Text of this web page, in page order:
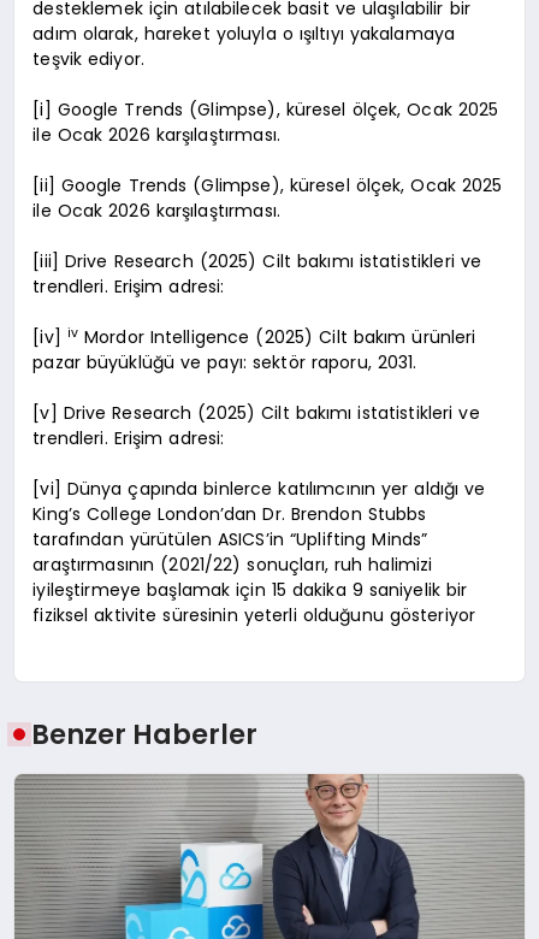
desteklemek için atılabilecek basit ve ulaşılabilir bir
adım olarak, hareket yoluyla o ışıltıyı yakalamaya
teşvik ediyor.
[i] Google Trends (Glimpse), küresel ölçek, Ocak 2025
ile Ocak 2026 karşılaştırması.
[ii] Google Trends (Glimpse), küresel ölçek, Ocak 2025
ile Ocak 2026 karşılaştırması.
[iii] Drive Research (2025) Cilt bakımı istatistikleri ve
trendleri. Erişim adresi:
[iv] iv Mordor Intelligence (2025) Cilt bakım ürünleri
pazar büyüklüğü ve payı: sektör raporu, 2031.
[v] Drive Research (2025) Cilt bakımı istatistikleri ve
trendleri. Erişim adresi:
[vi] Dünya çapında binlerce katılımcının yer aldığı ve
King’s College London’dan Dr. Brendon Stubbs
tarafından yürütülen ASICS’in “Uplifting Minds”
araştırmasının (2021/22) sonuçları, ruh halimizi
iyileştirmeye başlamak için 15 dakika 9 saniyelik bir
fiziksel aktivite süresinin yeterli olduğunu gösteriyor
Benzer Haberler